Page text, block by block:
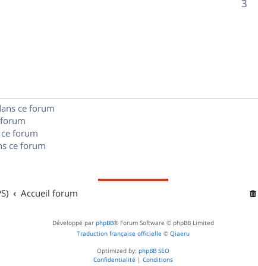
sp
e
3
ce forum
forum
ce forum
Accueil forum
Développé par phpBB® Forum Software © phpBB Limited
Traduction française officielle © Qiaeru
Optimized by: phpBB SEO
Confidentialité | Conditions